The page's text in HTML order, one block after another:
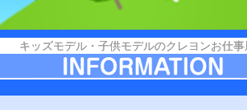
キッズモデル・子供モデルのクレヨンお仕事